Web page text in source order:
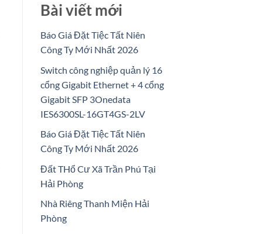
Bài viết mới
Báo Giá Đặt Tiệc Tất Niên
Công Ty Mới Nhất 2026
Switch công nghiệp quản lý 16
cổng Gigabit Ethernet + 4 cổng
Gigabit SFP 3Onedata
IES6300SL-16GT4GS-2LV
Báo Giá Đặt Tiệc Tất Niên
Công Ty Mới Nhất 2026
Đất THổ Cư Xã Trần Phú Tại
Hải Phòng
Nhà Riêng Thanh Miện Hải
Phòng